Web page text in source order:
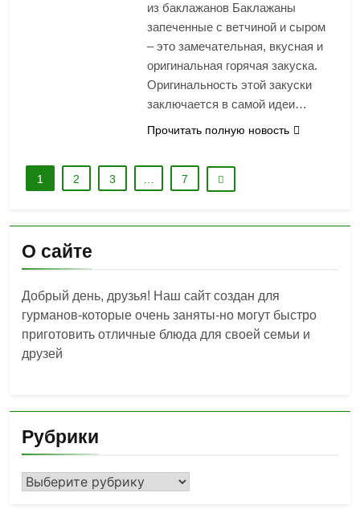
из баклажанов Баклажаны
запеченные с ветчиной и сыром
– это замечательная, вкусная и
оригинальная горячая закуска.
Оригинальность этой закуски
заключается в самой идеи…
Прочитать полную новость
1 2 3 7
О сайте
Добрый день, друзья! Наш сайт создан для
гурманов-которые очень заняты-но могут быстро
приготовить отличные блюда для своей семьи и
друзей
Рубрики
Рубрики